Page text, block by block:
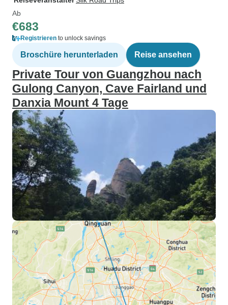
Ab
€683
Registrieren to unlock savings
Broschüre herunterladen Reise ansehen
Private Tour von Guangzhou nach
Gulong Canyon, Cave Fairland und
Danxia Mount 4 Tage